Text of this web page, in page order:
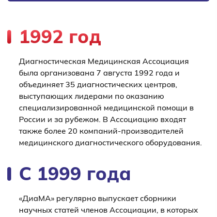
1992 год
Диагностическая Медицинская Ассоциация
была организована 7 августа 1992 года и
объединяет 35 диагностических центров,
выступающих лидерами по оказанию
специализированной медицинской помощи в
России и за рубежом. В Ассоциацию входят
также более 20 компаний-производителей
медицинского диагностического оборудования.
С 1999 года
«ДиаМА» регулярно выпускает сборники
научных статей членов Ассоциации, в которых